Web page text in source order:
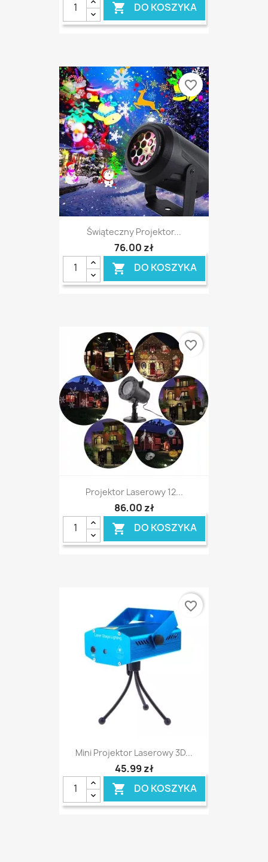
 DO KOSZYKA
Świąteczny Projektor...
76,00 zł
 DO KOSZYKA
favorite_border
Projektor Laserowy 12...
86,00 zł
 DO KOSZYKA
favorite_border
Mini Projektor Laserowy 3D...
45,99 zł
 DO KOSZYKA
favorite_border